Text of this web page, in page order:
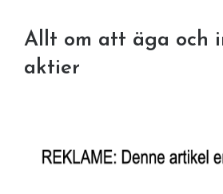
Allt om att äga och
aktier